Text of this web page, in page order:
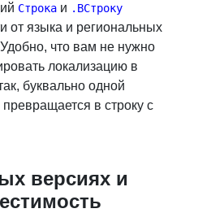
Строка и .ВСтроку
от языка и региональных
что вам не нужно
локализацию в
буквально одной
в строку с
версиях и